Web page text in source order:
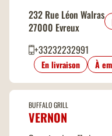
232 Rue Léon Walras
27000 Evreux
+33232232991
En livraison À
BUFFALO GRILL
VERNON